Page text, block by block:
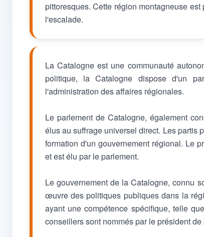
pittoresques. Cette région montagneuse
l'escalade.
La Catalogne est une communauté
politique, la Catalogne dispose d'un
l'administration des affaires régionales.
Le parlement de Catalogne, également
élus au suffrage universel direct. Les partis
formation d'un gouvernement régional. Le
et est élu par le parlement.
Le gouvernement de la Catalogne, connu
œuvre des politiques publiques dans la
ayant une compétence spécifique, telle
conseillers sont nommés par le président de